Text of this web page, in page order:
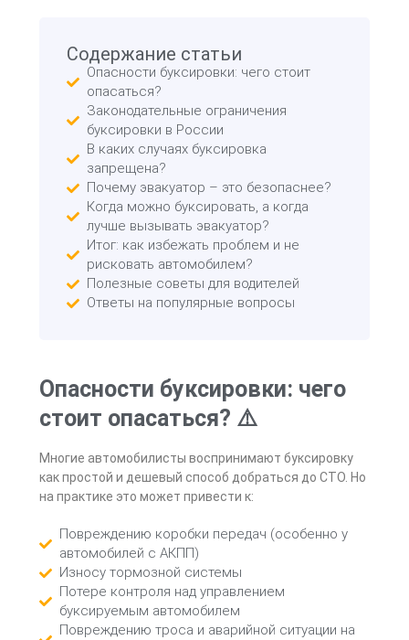
Содержание статьи
Опасности буксировки: чего стоит
опасаться?
Законодательные ограничения
буксировки в России
В каких случаях буксировка
запрещена?
Почему эвакуатор – это безопаснее?
Когда можно буксировать, а когда
лучше вызывать эвакуатор?
Итог: как избежать проблем и не
рисковать автомобилем?
Полезные советы для водителей
Ответы на популярные вопросы
Опасности буксировки: чего
стоит опасаться? ⚠️
Многие автомобилисты воспринимают буксировку
как простой и дешевый способ добраться до СТО. Но
на практике это может привести к:
Повреждению коробки передач (особенно у
автомобилей с АКПП)
Износу тормозной системы
Потере контроля над управлением
буксируемым автомобилем
Повреждению троса и аварийной ситуации на